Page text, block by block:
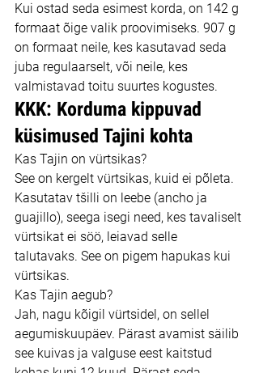
Kui ostad seda esimest korda, on 142 g
formaat õige valik proovimiseks. 907 g
on formaat neile, kes kasutavad seda
juba regulaarselt, või neile, kes
valmistavad toitu suurtes kogustes.
KKK: Korduma kippuvad
küsimused Tajini kohta
Kas Tajin on vürtsikas?
See on kergelt vürtsikas, kuid ei põleta.
Kasutatav tšilli on leebe (ancho ja
guajillo), seega isegi need, kes tavaliselt
vürtsikat ei söö, leiavad selle
talutavaks. See on pigem hapukas kui
vürtsikas.
Kas Tajin aegub?
Jah, nagu kõigil vürtsidel, on sellel
aegumiskuupäev. Pärast avamist säilib
see kuivas ja valguse eest kaitstud